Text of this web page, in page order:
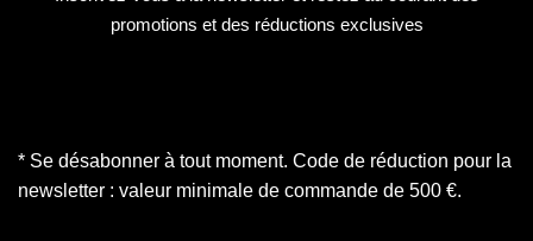
promotions et des réductions exclusives
* Se désabonner à tout moment. Code de réduction pour la
newsletter : valeur minimale de commande de 500 €.